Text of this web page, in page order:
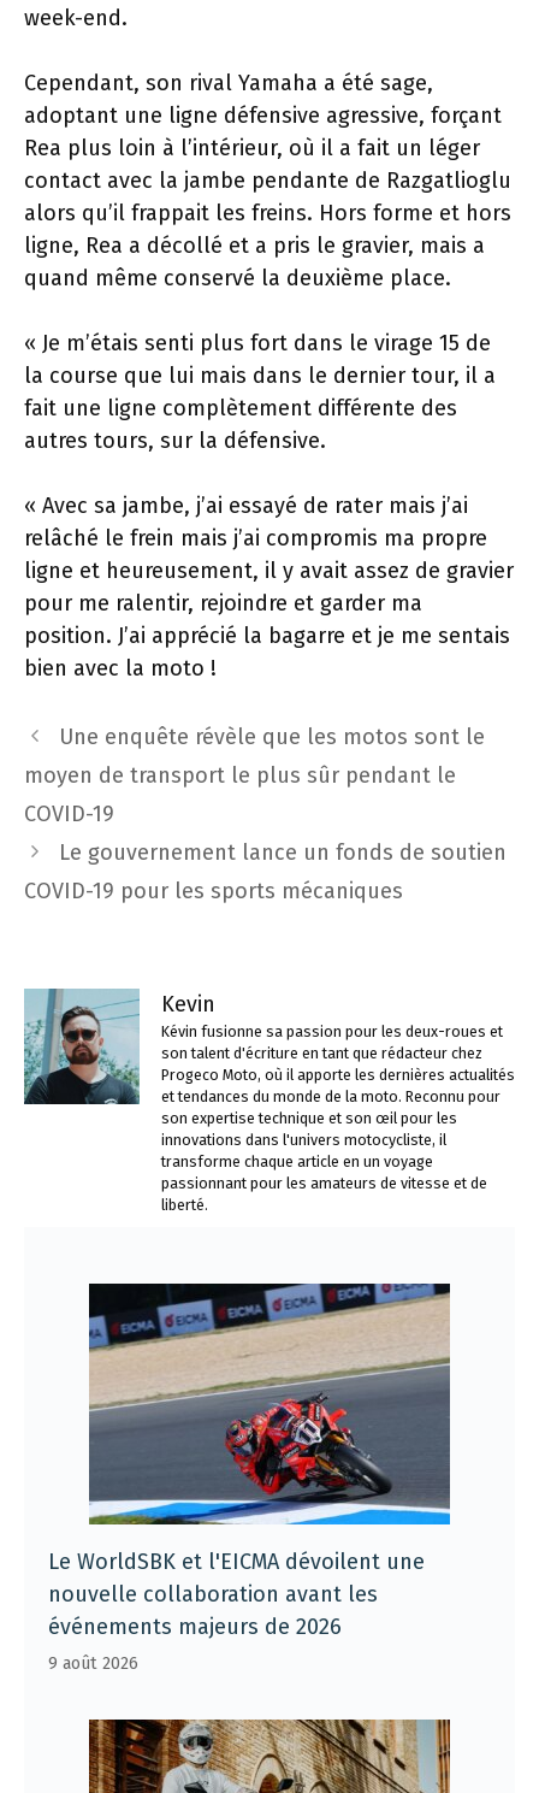
week-end.
Cependant, son rival Yamaha a été sage,
adoptant une ligne défensive agressive, forçant
Rea plus loin à l’intérieur, où il a fait un léger
contact avec la jambe pendante de Razgatlioglu
alors qu’il frappait les freins. Hors forme et hors
ligne, Rea a décollé et a pris le gravier, mais a
quand même conservé la deuxième place.
« Je m’étais senti plus fort dans le virage 15 de
la course que lui mais dans le dernier tour, il a
fait une ligne complètement différente des
autres tours, sur la défensive.
« Avec sa jambe, j’ai essayé de rater mais j’ai
relâché le frein mais j’ai compromis ma propre
ligne et heureusement, il y avait assez de gravier
pour me ralentir, rejoindre et garder ma
position. J’ai apprécié la bagarre et je me sentais
bien avec la moto !
Navigation
des
Une enquête révèle que les motos sont le
moyen de transport le plus sûr pendant le
COVID-19
Le gouvernement lance un fonds de soutien
COVID-19 pour les sports mécaniques
Kevin
Kévin fusionne sa passion pour les deux-roues et
son talent d'écriture en tant que rédacteur chez
Progeco Moto, où il apporte les dernières actualités
et tendances du monde de la moto. Reconnu pour
son expertise technique et son œil pour les
innovations dans l'univers motocycliste, il
transforme chaque article en un voyage
passionnant pour les amateurs de vitesse et de
liberté.
Le WorldSBK et l'EICMA dévoilent une
nouvelle collaboration avant les
événements majeurs de 2026
9 août 2026